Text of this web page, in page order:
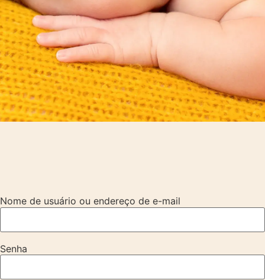
Nome de usuário ou endereço de e-mail
Senha